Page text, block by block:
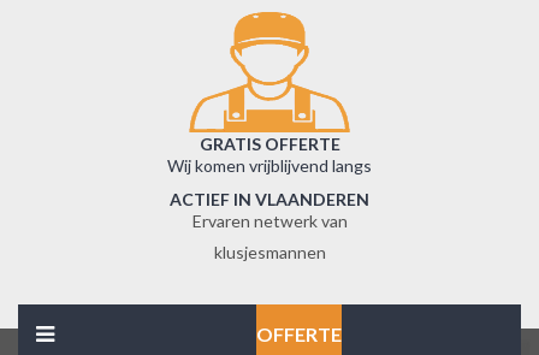
GRATIS OFFERTE
Wij komen vrijblijvend langs
ACTIEF IN VLAANDEREN
Ervaren netwerk van
klusjesmannen
OFFERTE